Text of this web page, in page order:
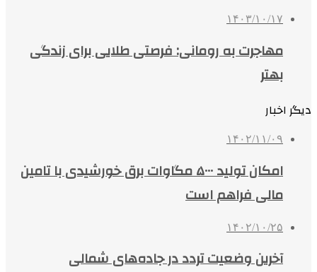
۱۴۰۳/۱۰/۱۷
مهاجرت به رومانی: فرصتی طلایی برای زندگی
بهتر
دیگر اخبار
۱۴۰۲/۱۱/۰۹
امکان تولید ۵۰۰۰ مگاوات برق خورشیدی با تامین
مالی فراهم است
۱۴۰۲/۱۰/۲۵
آخرین وضعیت تردد در جاده‌های شمالی